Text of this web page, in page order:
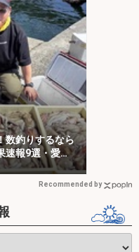
数釣りするなら
速報9選・愛
Recommended by